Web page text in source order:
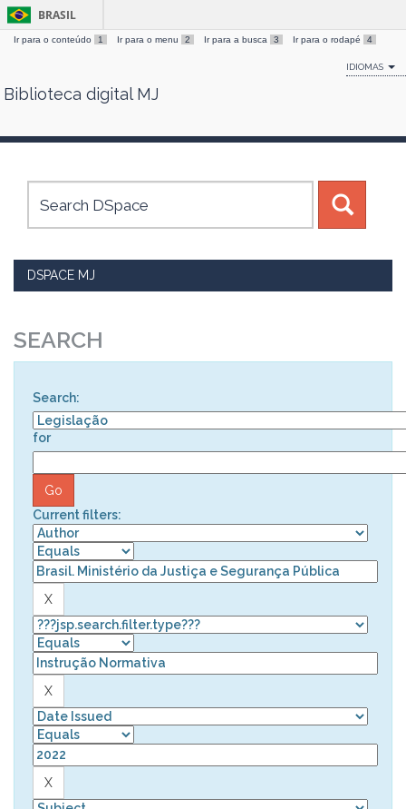
Skip
BRASIL
Ir para o conteúdo 1 Ir para o menu 2 Ir para a busca 3 Ir para o rodapé 4
IDIOMAS
Biblioteca digital MJ
DSPACE MJ
SEARCH
Search:
for
Current filters: